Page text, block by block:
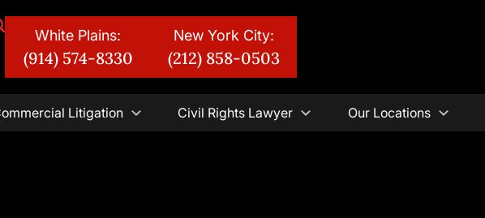
White Plains:
(914) 574-8330
New York City:
(212) 858-0503
Litigation Civil Rights Lawyer Our Locations